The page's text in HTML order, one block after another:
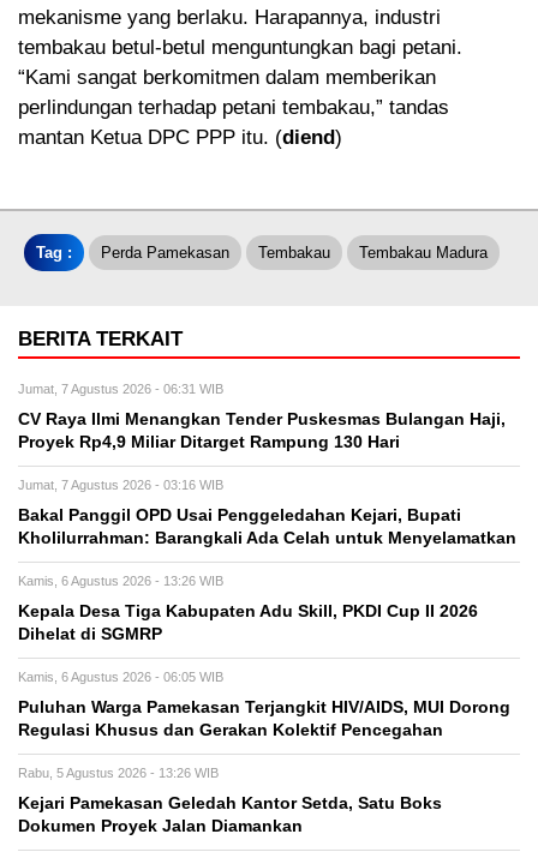
mekanisme yang berlaku. Harapannya, industri
tembakau betul-betul menguntungkan bagi petani.
“Kami sangat berkomitmen dalam memberikan
perlindungan terhadap petani tembakau,” tandas
mantan Ketua DPC PPP itu. (diend)
Tag : Perda Pamekasan Tembakau Tembakau Madura
BERITA TERKAIT
Jumat, 7 Agustus 2026 - 06:31 WIB
CV Raya Ilmi Menangkan Tender Puskesmas Bulangan Haji,
Proyek Rp4,9 Miliar Ditarget Rampung 130 Hari
Jumat, 7 Agustus 2026 - 03:16 WIB
Bakal Panggil OPD Usai Penggeledahan Kejari, Bupati
Kholilurrahman: Barangkali Ada Celah untuk Menyelamatkan
Kamis, 6 Agustus 2026 - 13:26 WIB
Kepala Desa Tiga Kabupaten Adu Skill, PKDI Cup II 2026
Dihelat di SGMRP
Kamis, 6 Agustus 2026 - 06:05 WIB
Puluhan Warga Pamekasan Terjangkit HIV/AIDS, MUI Dorong
Regulasi Khusus dan Gerakan Kolektif Pencegahan
Rabu, 5 Agustus 2026 - 13:26 WIB
Kejari Pamekasan Geledah Kantor Setda, Satu Boks
Dokumen Proyek Jalan Diamankan